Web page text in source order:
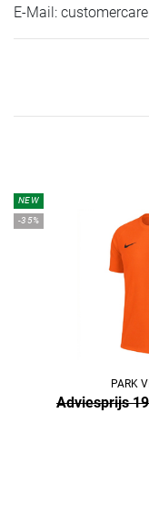
E-Mail:
NEW
-35%
PARK
Adviesprijs